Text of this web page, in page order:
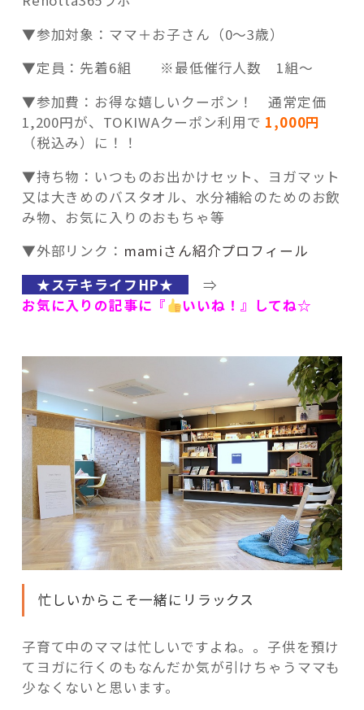
▼参加対象：ママ＋お子さん（0～3歳）
▼定員：先着6組 ※最低催行人数 1組～
▼参加費：お得な嬉しいクーポン！ 通常定価
1,200円が、TOKIWAクーポン利用で 1,000円
（税込み）に！！
▼持ち物：いつものお出かけセット、ヨガマット
又は大きめのバスタオル、水分補給のためのお飲
み物、お気に入りのおもちゃ等
▼外部リンク： mamiさん紹介プロフィール
★ステキライフHP★
⇒
お気に入りの記事に『
いいね！』してね☆
忙しいからこそ一緒にリラックス
子育て中のママは忙しいですよね。。子供を預け
てヨガに行くのもなんだか気が引けちゃうママも
少なくないと思います。